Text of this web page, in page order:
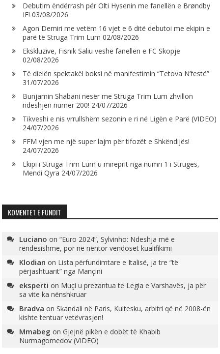
Debutim ëndërrash për Olti Hysenin me fanellën e Brøndby
IF! 03/08/2026
Agon Demiri me vetëm 16 vjet e 6 ditë debutoi me ekipin e
parë të Struga Trim Lum 02/08/2026
Ekskluzive, Fisnik Saliu veshë fanellën e FC Skopje
02/08/2026
Të dielën spektakël boksi në manifestimin “Tetova N’festë”
31/07/2026
Bunjamin Shabani nesër me Struga Trim Lum zhvillon
ndeshjen numër 200! 24/07/2026
Tikveshi e nis vrrullshëm sezonin e ri në Ligën e Parë (VIDEO)
24/07/2026
FFM vjen me një super lajm për tifozët e Shkëndijës!
24/07/2026
Ekipi i Struga Trim Lum u mirëprit nga numri 1 i Strugës,
Mendi Qyra 24/07/2026
KOMENTET E FUNDIT
Luciano on“Euro 2024”, Sylvinho: Ndeshja më e
rëndësishme, por në nëntor vendoset kualifikimi
Klodian on Lista përfundimtare e Italisë, ja tre “të
përjashtuarit” nga Mançini
eksperti on Muçi u prezantua te Legia e Varshavës, ja për
sa vite ka nënshkruar
Bradva onSkandali në Paris, Kultesku, arbitri që në 2008-ën
kishte tentuar vetëvrasjen!
Mmabeg onGjejnë pikën e dobët të Khabib
Nurmagomedov (VIDEO)